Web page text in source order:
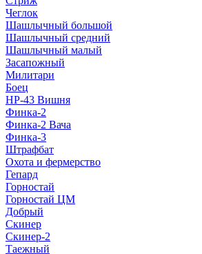
Чеглок
Шашлычный большой
Шашлычный средний
Шашлычный малый
Засапожный
Милитари
Боец
НР-43 Вишня
Финка-2
Финка-2 Вача
Финка-3
Штрафбат
Охота и фермерство
Гепард
Горностай
Горностай ЦМ
Добрый
Скинер
Скинер-2
Таежный